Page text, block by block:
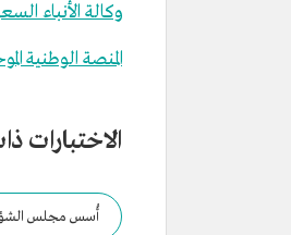
وكالة الأنباء
المنصة الوطنية
الاختبارات
أُسس مجلس